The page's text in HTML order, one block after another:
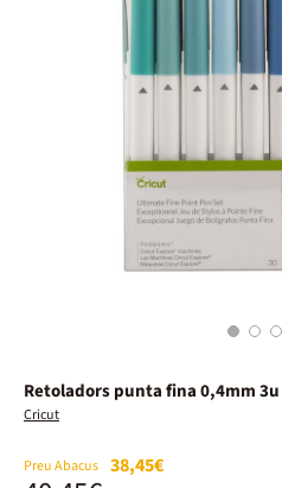
1 2 3
Retoladors punta fina 0,4mm 3u
Cricut
Preu Abacus 38,45€